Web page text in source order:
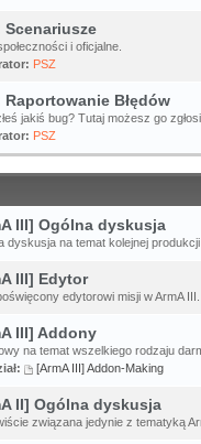
Scenariusze
i oficjalne.
PSZ
Raportowanie Błędów
jakiś bug? Tutaj możesz go
PSZ
III] Ogólna dyskusja
dyskusja na temat kolejnej
III] Edytor
edytorowi misji w ArmA III.
III] Addony
na temat wszelkiego rodzaju
[ArmA III] Addon-Making
II] Ogólna dyskusja
związana jedynie z tematyką